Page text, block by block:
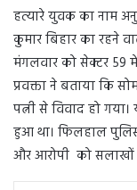
हत्यारे युवक का नाम
कुमार बिहार का रहने
मंगलवार को सेक्टर 59
प्रवक्ता ने बताया कि
पत्नी से विवाद हो
हुआ था। फिलहाल
और आरोपी को